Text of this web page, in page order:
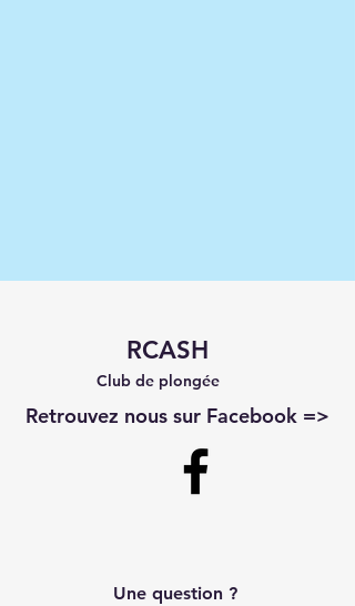
RCASH
Club de plongée
Retrouvez nous sur Facebook =>
Une question ?